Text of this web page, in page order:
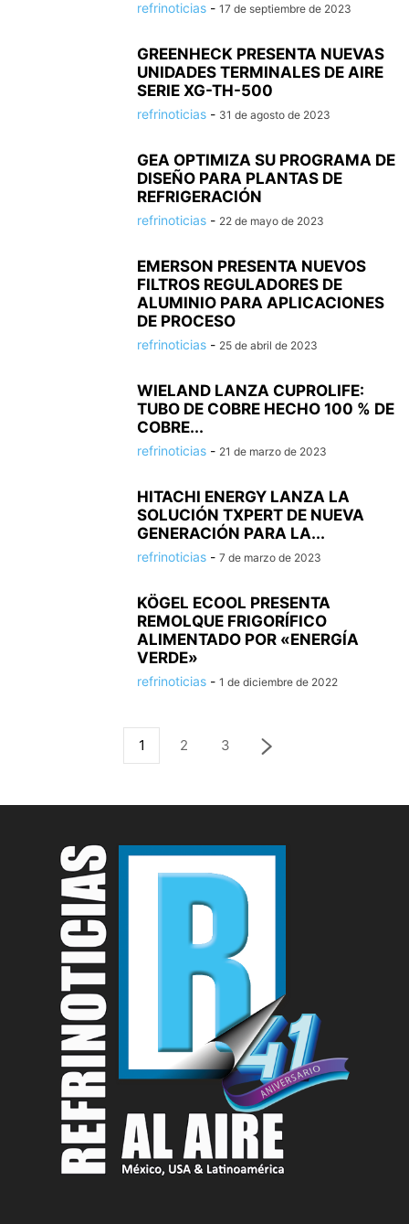
refrinoticias - 17 de septiembre de 2023
GREENHECK PRESENTA NUEVAS
UNIDADES TERMINALES DE AIRE
SERIE XG-TH-500
refrinoticias - 31 de agosto de 2023
GEA OPTIMIZA SU PROGRAMA DE
DISEÑO PARA PLANTAS DE
REFRIGERACIÓN
refrinoticias - 22 de mayo de 2023
EMERSON PRESENTA NUEVOS
FILTROS REGULADORES DE
ALUMINIO PARA APLICACIONES
DE PROCESO
refrinoticias - 25 de abril de 2023
WIELAND LANZA CUPROLIFE:
TUBO DE COBRE HECHO 100 % DE
COBRE...
refrinoticias - 21 de marzo de 2023
HITACHI ENERGY LANZA LA
SOLUCIÓN TXPERT DE NUEVA
GENERACIÓN PARA LA...
refrinoticias - 7 de marzo de 2023
KÖGEL ECOOL PRESENTA
REMOLQUE FRIGORÍFICO
ALIMENTADO POR «ENERGÍA
VERDE»
refrinoticias - 1 de diciembre de 2022
1 2 3